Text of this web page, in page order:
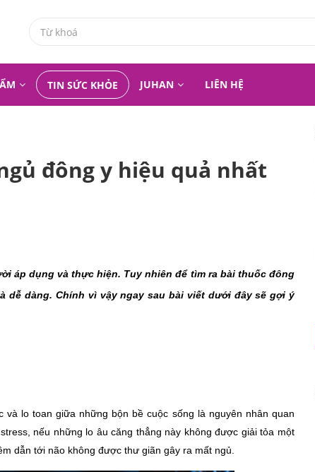
TIN SỨC KHỎE JUHAN LIÊN HỆ
đông y hiệu quả nhất
áp dụng và thực hiện. Tuy nhiên để tìm ra bài thuốc đông
dễ dàng. Chính vì vậy ngay sau bài viết dưới đây sẽ gợi ý
lo toan giữa những bộn bề cuộc sống là nguyên nhân quan
nếu những lo âu căng thẳng này không được giải tỏa một
dẫn tới não không được thư giãn gây ra mất ngủ.